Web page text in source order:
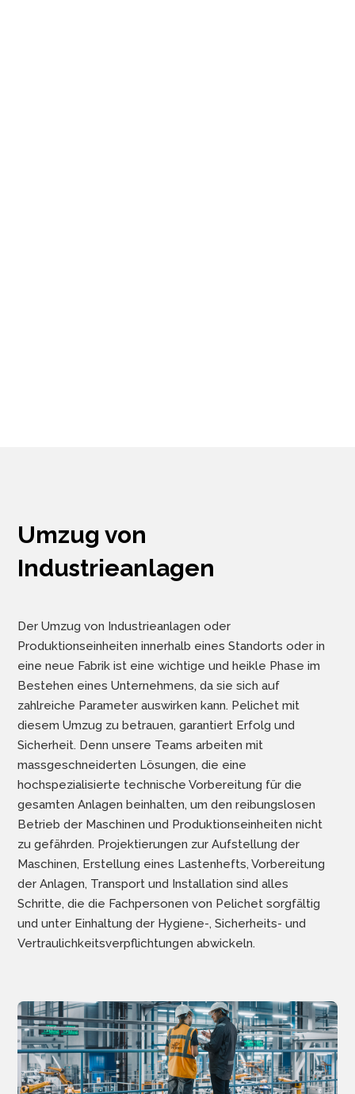
Umzug von
Industrieanlagen
Der Umzug von Industrieanlagen oder
Produktionseinheiten innerhalb eines Standorts oder in
eine neue Fabrik ist eine wichtige und heikle Phase im
Bestehen eines Unternehmens, da sie sich auf
zahlreiche Parameter auswirken kann. Pelichet mit
diesem Umzug zu betrauen, garantiert Erfolg und
Sicherheit. Denn unsere Teams arbeiten mit
massgeschneiderten Lösungen, die eine
hochspezialisierte technische Vorbereitung für die
gesamten Anlagen beinhalten, um den reibungslosen
Betrieb der Maschinen und Produktionseinheiten nicht
zu gefährden. Projektierungen zur Aufstellung der
Maschinen, Erstellung eines Lastenhefts, Vorbereitung
der Anlagen, Transport und Installation sind alles
Schritte, die die Fachpersonen von Pelichet sorgfältig
und unter Einhaltung der Hygiene-, Sicherheits- und
Vertraulichkeitsverpflichtungen abwickeln.